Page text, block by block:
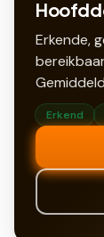
Erkende,
Erkend